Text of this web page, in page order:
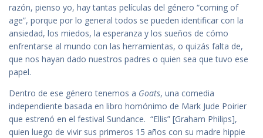
razón, pienso yo, hay tantas películas del género “coming of
age”, porque por lo general todos se pueden identificar con la
ansiedad, los miedos, la esperanza y los sueños de cómo
enfrentarse al mundo con las herramientas, o quizás falta de,
que nos hayan dado nuestros padres o quien sea que tuvo ese
papel.
Dentro de ese género tenemos a Goats, una comedia
independiente basada en libro homónimo de Mark Jude Poirier
que estrenó en el festival Sundance. “Ellis” [Graham Philips],
quien luego de vivir sus primeros 15 años con su madre hippie